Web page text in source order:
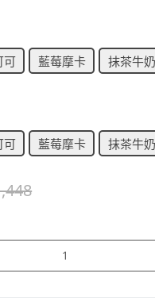
可 藍莓摩卡 抹茶牛奶
可 藍莓摩卡 抹茶牛奶